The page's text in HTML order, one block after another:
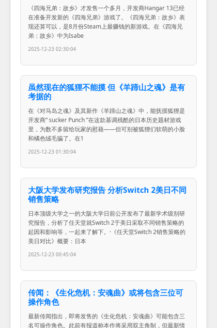
《四海兄弟：故乡》才发售一个多月，开发商Hangar 13已经
在准备开发新的《四海兄弟》游戏了。《四海兄弟：故乡》表
现还算可以，是8月份Steam上最赚钱的新游戏。在《四海兄
弟：故乡》中为Isabe
2025-12-23 02:30:04
虽然现在的狐狸不能摸 但《羊蹄山之魂》是有
考据的
在《对马岛之魂》及其新作《羊蹄山之魂》中，能抚摸狐狸是
开发商“ sucker Punch ”在这款基调残酷的日本历史题材游戏
里，为数不多留给玩家的慰藉——但可别被狐狸们软萌的小脸
和橘色绒毛骗了。在1
2025-12-23 01:30:04
大阪大学发布研究报告 分析Switch 2美日不同
销售策略
日本顶级大学之一的大阪大学日前公开发布了最新学术级别研
究报告，分析了任天堂就Switch 2于美日采取不同销售策略的
起因和影响等，一起来了解下。·《任天堂Switch 2销售策略的
美日对比》概要：日本
2025-12-23 00:45:04
传闻：《生化危机：安魂曲》或将包含三位可
操作角色
最新传闻指出，即将发售的《生化危机：安魂曲》可能包含三
名可操作角色。此前有报道称本作将采用双主角制，但最新情